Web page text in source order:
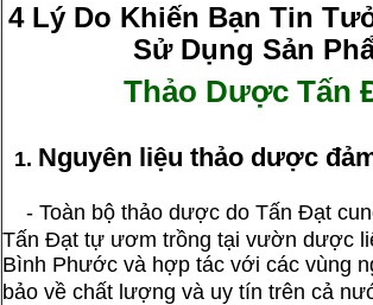
4 Lý Do Khiến Bạn Tin
Sử Dụng Sản
Thảo Dược Tấn
1. Nguyên liệu thảo dược
- Toàn bộ thảo dược do Tấn Đạt
Tấn Đạt tự ươm trồng tại vườn dược
Bình Phước và hợp tác với các vùng
bảo về chất lượng và uy tín trên cả